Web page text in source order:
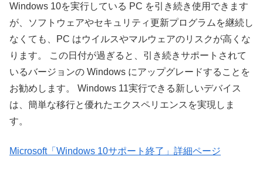
Windows 10を実行している PC を引き続き使用できます
が、ソフトウェアやセキュリティ更新プログラムを継続し
なくても、PC はウイルスやマルウェアのリスクが高くな
ります。 この日付が過ぎると、引き続きサポートされて
いるバージョンの Windows にアップグレードすることを
お勧めします。 Windows 11実行できる新しいデバイス
は、簡単な移行と優れたエクスペリエンスを実現しま
す。
Microsoft「Windows 10サポート終了」詳細ページ